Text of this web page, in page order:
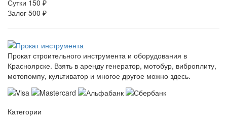
Сутки 150 ₽
Залог 500 ₽
Прокат строительного инструмента и оборудования в
Красноярске. Взять в аренду генератор, мотобур, виброплиту,
мотопомпу, культиватор и многое другое можно здесь.
Категории